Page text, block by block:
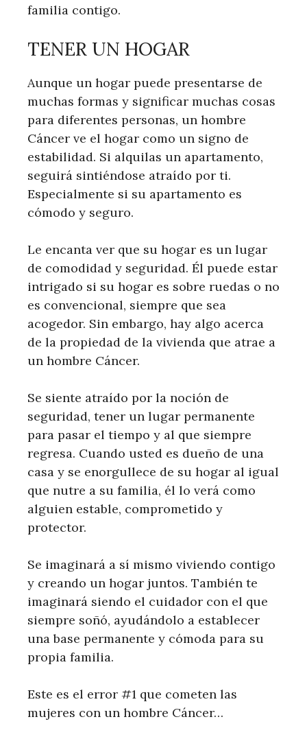
familia contigo.
TENER UN HOGAR
Aunque un hogar puede presentarse de
muchas formas y significar muchas cosas
para diferentes personas, un hombre
Cáncer ve el hogar como un signo de
estabilidad. Si alquilas un apartamento,
seguirá sintiéndose atraído por ti.
Especialmente si su apartamento es
cómodo y seguro.
Le encanta ver que su hogar es un lugar
de comodidad y seguridad. Él puede estar
intrigado si su hogar es sobre ruedas o no
es convencional, siempre que sea
acogedor. Sin embargo, hay algo acerca
de la propiedad de la vivienda que atrae a
un hombre Cáncer.
Se siente atraído por la noción de
seguridad, tener un lugar permanente
para pasar el tiempo y al que siempre
regresa. Cuando usted es dueño de una
casa y se enorgullece de su hogar al igual
que nutre a su familia, él lo verá como
alguien estable, comprometido y
protector.
Se imaginará a sí mismo viviendo contigo
y creando un hogar juntos. También te
imaginará siendo el cuidador con el que
siempre soñó, ayudándolo a establecer
una base permanente y cómoda para su
propia familia.
Este es el error #1 que cometen las
mujeres con un hombre Cáncer…